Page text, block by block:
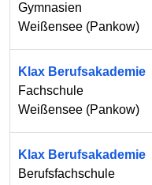
Gymnasien
Weißensee (Pankow)
Klax Berufsakademie
Fachschule
Weißensee (Pankow)
Klax Berufsakademie
Berufsfachschule